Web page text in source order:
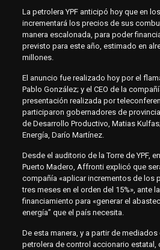
La petrolera YPF anticipó hoy que en
incrementará los precios de sus
manera escalonada, para poder
previsto para este año, estimado en
millones.
El anuncio fue realizado hoy por el
Pablo González; y el CEO de la
presentación realizada por
participaron gobernadores de
de Desarrollo Productivo, Matias
Energía, Darío Martínez.
Desde el auditorio de la Torre de YPF,
Puerto Madero, Affronti explicó que
compañía «aplicar incrementos de los
tres meses en el orden del 15%», ante
financiamiento para «generar el
energía” que el país necesita.
De esta manera, y a partir de
petrolera de control accionario estatal,